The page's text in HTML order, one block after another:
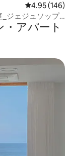
レビュー146
4.95 (146)
ジェジュソップ
の中の海
アパート